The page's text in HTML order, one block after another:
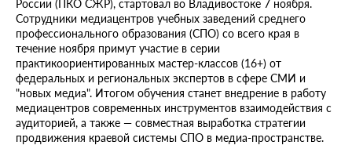
России (ПКО СЖР), стартовал во Владивостоке 7 ноября.
Сотрудники медиацентров учебных заведений среднего
профессионального образования (СПО) со всего края в
течение ноября примут участие в серии
практикоориентированных мастер-классов (16+) от
федеральных и региональных экспертов в сфере СМИ и
"новых медиа". Итогом обучения станет внедрение в работу
медиацентров современных инструментов взаимодействия с
аудиторией, а также — совместная выработка стратегии
продвижения краевой системы СПО в медиа-пространстве.